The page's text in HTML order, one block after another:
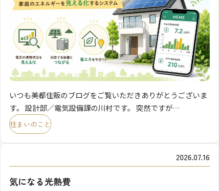
いつも美都住販のブログをご覧いただきありがとうございま
す。 設計部／電気設備課の川村です。 突然ですが
『HEMS(ヘムス)』という言葉を聞いたことはありますか？
最近は補助金制度の影響もあり、新築住宅でもHEMSを採用
す […]
住まいのこと
2026.07.16
気になる光熱費